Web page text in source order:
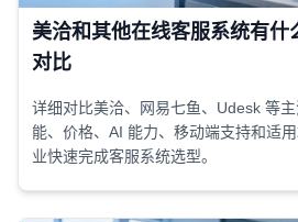
美洽和其他在线客服系统有什
对比
详细对比美洽、网易七鱼、Udesk 等
能、价格、AI 能力、移动端支持和适
业快速完成客服系统选型。